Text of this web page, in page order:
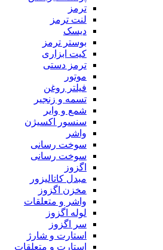
ترمز
لنت ترمز
دیسک
بوستر ترمز
کیت ابزاری
ترمز دستی
موتور
فیلتر روغن
تسمه و زنجیر
شمع و وایر
سنسور اکسیژن
واشر
سوخت رسانی
سوخت رسانی
اگزوز
مبدل کاتالیزور
مخزن اگزوز
واشر و متعلقات
لوله اگزوز
سر اگزوز
استارت و شارژ
استارت و متعلقات